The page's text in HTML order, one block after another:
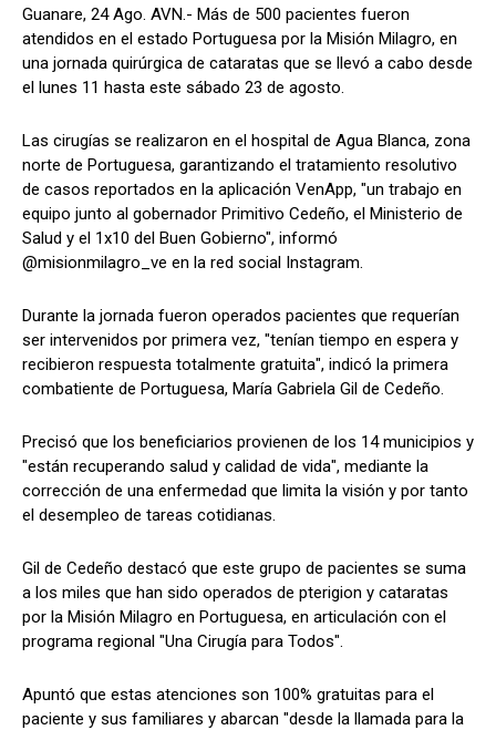
Guanare, 24 Ago. AVN.- Más de 500 pacientes fueron
atendidos en el estado Portuguesa por la Misión Milagro, en
una jornada quirúrgica de cataratas que se llevó a cabo desde
el lunes 11 hasta este sábado 23 de agosto.
Las cirugías se realizaron en el hospital de Agua Blanca, zona
norte de Portuguesa, garantizando el tratamiento resolutivo
de casos reportados en la aplicación VenApp, "un trabajo en
equipo junto al gobernador Primitivo Cedeño, el Ministerio de
Salud y el 1x10 del Buen Gobierno", informó
@misionmilagro_ve en la red social Instagram.
Durante la jornada fueron operados pacientes que requerían
ser intervenidos por primera vez, "tenían tiempo en espera y
recibieron respuesta totalmente gratuita", indicó la primera
combatiente de Portuguesa, María Gabriela Gil de Cedeño.
Precisó que los beneficiarios provienen de los 14 municipios y
"están recuperando salud y calidad de vida", mediante la
corrección de una enfermedad que limita la visión y por tanto
el desempleo de tareas cotidianas.
Gil de Cedeño destacó que este grupo de pacientes se suma
a los miles que han sido operados de pterigion y cataratas
por la Misión Milagro en Portuguesa, en articulación con el
programa regional "Una Cirugía para Todos".
Apuntó que estas atenciones son 100% gratuitas para el
paciente y sus familiares y abarcan "desde la llamada para la